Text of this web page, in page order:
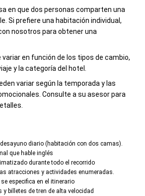
en que dos personas comparten una
Si prefiere una habitación individual,
nosotros para obtener una
variar en función de los tipos de cambio,
y la categoría del hotel.
variar según la temporada y las
Consulte a su asesor para
diario (habitación con dos camas).
que hable inglés
durante todo el recorrido
atracciones y actividades enumeradas.
especifica en el itinerario
billetes de tren de alta velocidad